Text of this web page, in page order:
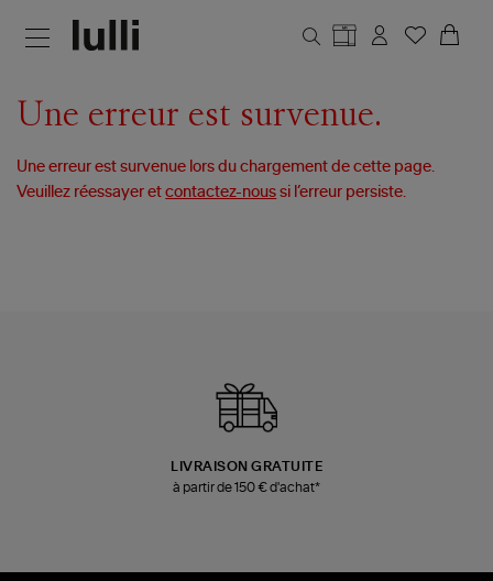
Une erreur est survenue.
Une erreur est survenue lors du chargement de cette page.
Veuillez réessayer etcontactez-nous si l’erreur persiste.
LIVRAISON GRATUITE
à partir de 150 € d'achat*